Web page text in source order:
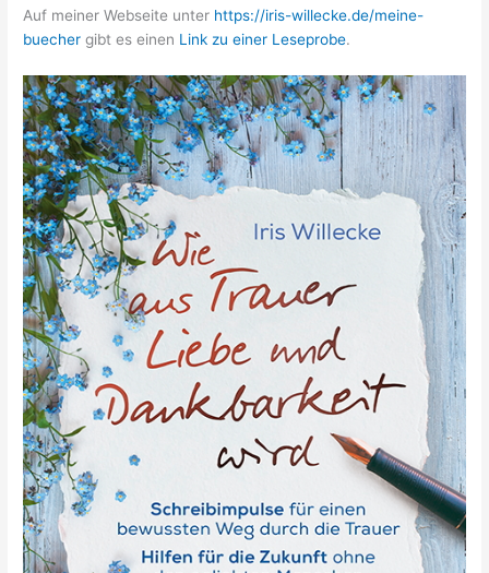
Auf meiner Webseite unter https://iris-willecke.de/meine-
buecher gibt es einen Link zu einer Leseprobe.